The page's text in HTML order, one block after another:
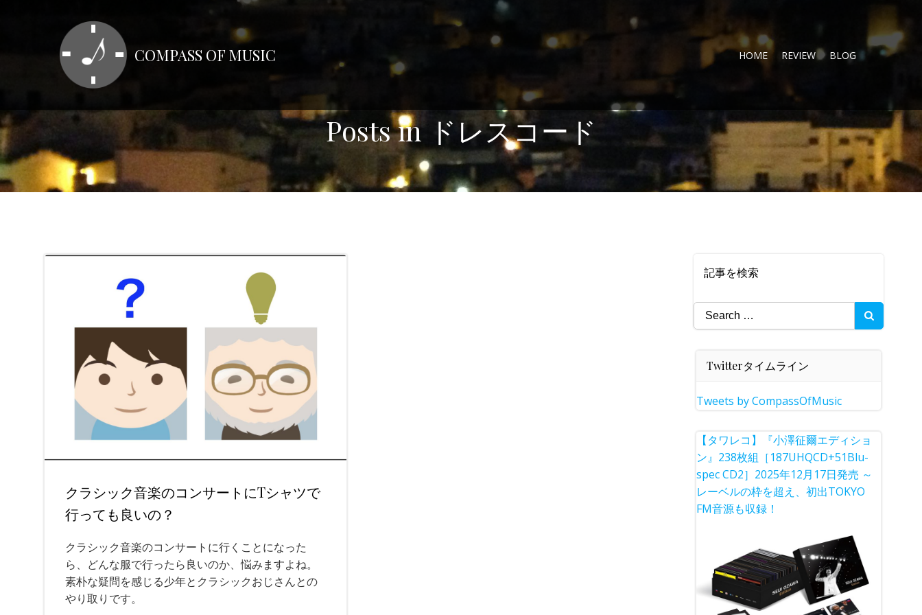
キ
ッ
プ
COMPASS OF MUSIC HOME REVIEW BLOG
Posts in ドレスコード
クラシック音楽のコンサートにTシャツで
行っても良いの？
クラシック音楽のコンサートに行くことになった
ら、どんな服で行ったら良いのか、悩みますよね。
素朴な疑問を感じる少年とクラシックおじさんとの
やり取りです。
記事を検索
Search
for:
Twitterタイムライン
Tweets by CompassOfMusic
【タワレコ】『小澤征爾エディショ
ン』238枚組［187UHQCD+51Blu-
spec CD2］2025年12月17日発売 ～
レーベルの枠を超え、初出TOKYO
FM音源も収録！